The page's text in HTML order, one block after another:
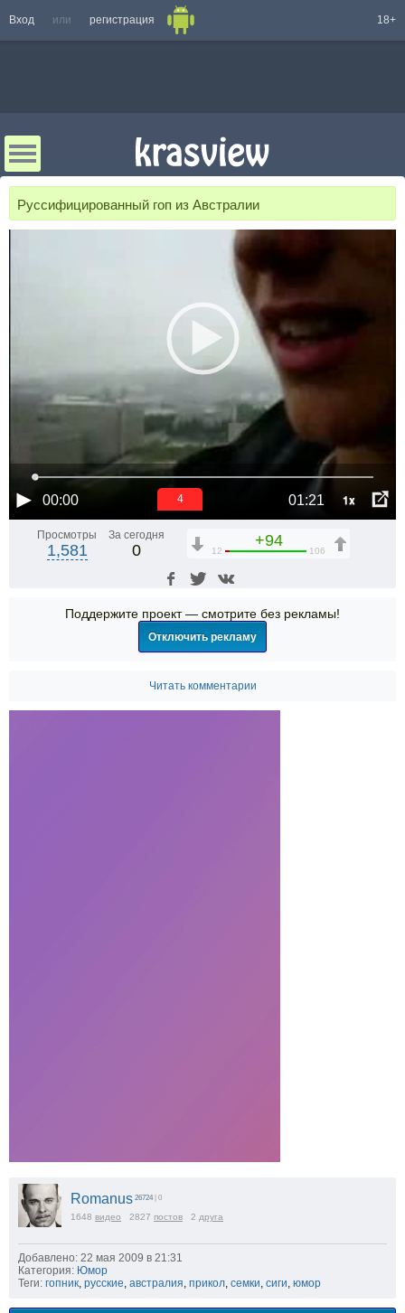
Вход или регистрация 18+
Руссифицированный гоп из Австралии
00:00 01:21 1x
4
Просмотры
1,581
За сегодня
0
+94
12 106
Поддержите проект — смотрите без рекламы!
Отключить рекламу
Читать комментарии
Romanus 26724 | 0
1648 видео 2827 постов 2 друга
Добавлено: 22 мая 2009 в 21:31
Категория: Юмор
Теги: гопник русские австралия прикол семки сиги юмор